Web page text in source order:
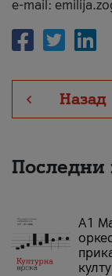
e-mail:
Назад
Последни
А1